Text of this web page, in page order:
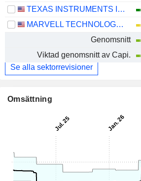
TEXAS INSTRUMENTS INCORPORATED
MARVELL TECHNOLOGY GROUP LTD
Genomsnitt
Viktad genomsnitt av Capi.
Se alla sektorrevisioner
Omsättning